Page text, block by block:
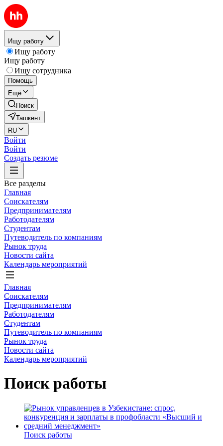
Ищу работу
Ищу работу
Ищу работу
Ищу сотрудника
Помощь
Ещё
Поиск
Ташкент
RU
Войти
Войти
Создать резюме
Все разделы
Главная
Соискателям
Предпринимателям
Работодателям
Студентам
Путеводитель по компаниям
Рынок труда
Новости сайта
Календарь мероприятий
Главная
Соискателям
Предпринимателям
Работодателям
Студентам
Путеводитель по компаниям
Рынок труда
Новости сайта
Календарь мероприятий
Поиск работы
Поиск работы